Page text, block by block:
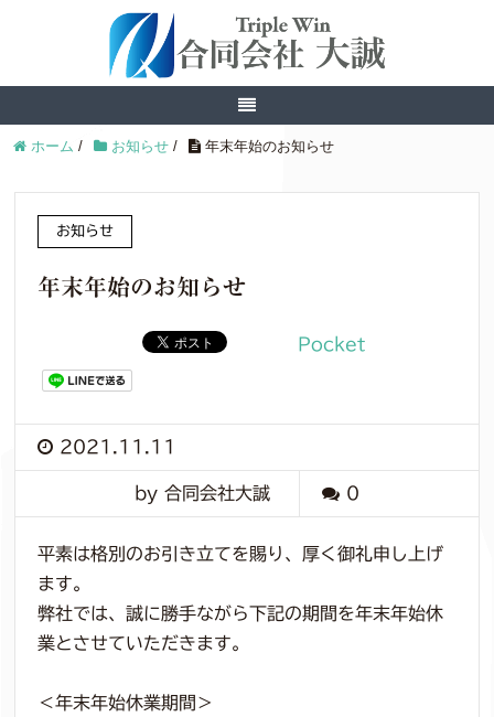
ホーム / お知らせ / 年末年始のお知らせ
お知らせ
年末年始のお知らせ
Pocket
2021.11.11
by 合同会社大誠 0
平素は格別のお引き立てを賜り、厚く御礼申し上げ
ます。
弊社では、誠に勝手ながら下記の期間を年末年始休
業とさせていただきます。
＜年末年始休業期間＞